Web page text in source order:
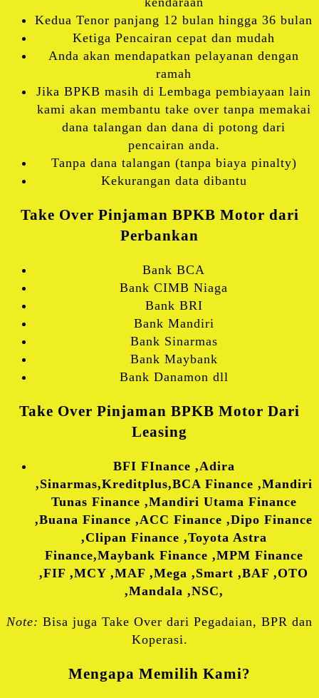
Kedua Tenor panjang 12 bulan hingga 36 bulan
Ketiga Pencairan cepat dan mudah
Anda akan mendapatkan pelayanan dengan
ramah
Jika BPKB masih di Lembaga pembiayaan lain
kami akan membantu take over tanpa memakai
dana talangan dan dana di potong dari
pencairan anda.
Tanpa dana talangan (tanpa biaya pinalty)
Kekurangan data dibantu
Take Over Pinjaman BPKB Motor dari
Perbankan
Bank BCA
Bank CIMB Niaga
Bank BRI
Bank Mandiri
Bank Sinarmas
Bank Maybank
Bank Danamon dll
Take Over Pinjaman BPKB Motor Dari
Leasing
BFI FInance ,Adira
,Sinarmas,Kreditplus,BCA Finance ,Mandiri
Tunas Finance ,Mandiri Utama Finance
,Buana Finance ,ACC Finance ,Dipo Finance
,Clipan Finance ,Toyota Astra
Finance,Maybank Finance ,MPM Finance
,FIF ,MCY ,MAF ,Mega ,Smart ,BAF ,OTO
,Mandala ,NSC,
Note: Bisa juga Take Over dari Pegadaian, BPR dan
Koperasi.
Mengapa Memilih Kami?